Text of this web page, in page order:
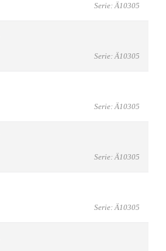
Serie: Ä10305
Serie: Ä10305
Serie: Ä10305
Serie: Ä10305
Serie: Ä10305